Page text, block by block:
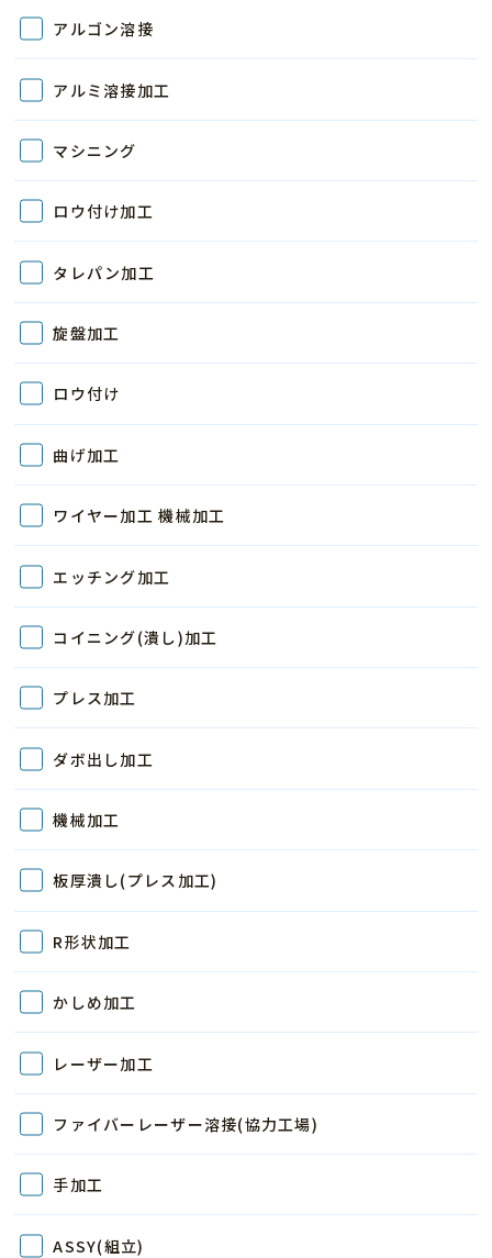
アルゴン溶接
アルミ溶接加工
マシニング
ロウ付け加工
タレパン加工
旋盤加工
ロウ付け
曲げ加工
ワイヤー加工 機械加工
エッチング加工
コイニング(潰し)加工
プレス加工
ダボ出し加工
機械加工
板厚潰し(プレス加工)
R形状加工
かしめ加工
レーザー加工
ファイバーレーザー溶接(協力工場)
手加工
ASSY(組立)